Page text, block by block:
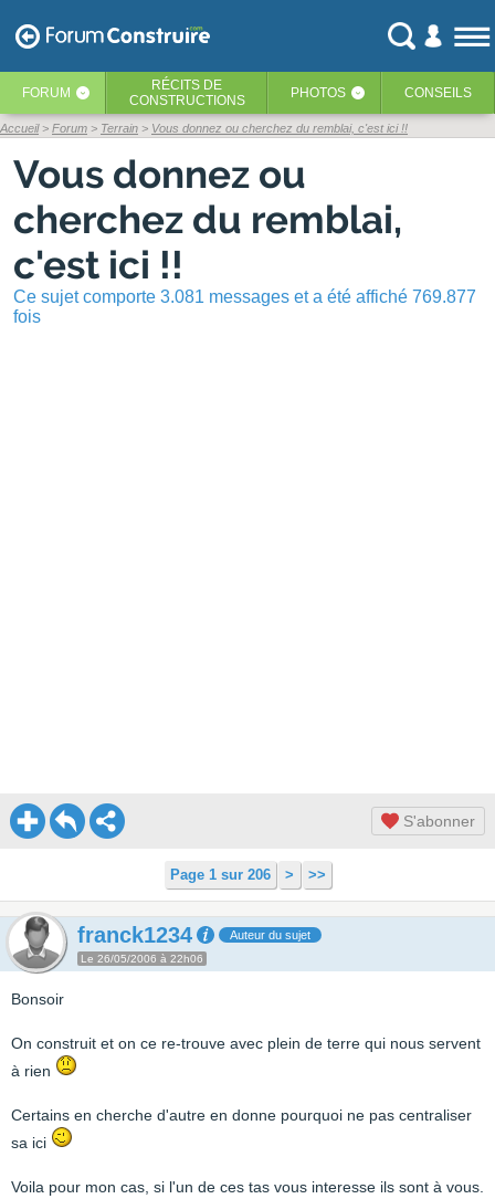
FORUM ‹ RÉCITS DE
CONSTRUCTIONS
PHOTOS ‹ CONSEILS
Accueil Forum Terrain Vous donnez ou cherchez du remblai, c'est ici !!
Vous donnez ou
cherchez du remblai,
c'est ici !!
Ce sujet comporte 3.081 messages et a été affiché 769.877
fois
S'abonner
Page 1 sur 206 > >>
franck1234 Auteur du sujet
Le 26/05/2006 à 22h06
Bonsoir
On construit et on ce re-trouve avec plein de terre qui nous servent
à rien
Certains en cherche d'autre en donne pourquoi ne pas centraliser
sa ici
Voila pour mon cas, si l'un de ces tas vous interesse ils sont à vous.